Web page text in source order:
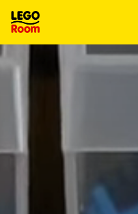
Zum Hauptinhalt